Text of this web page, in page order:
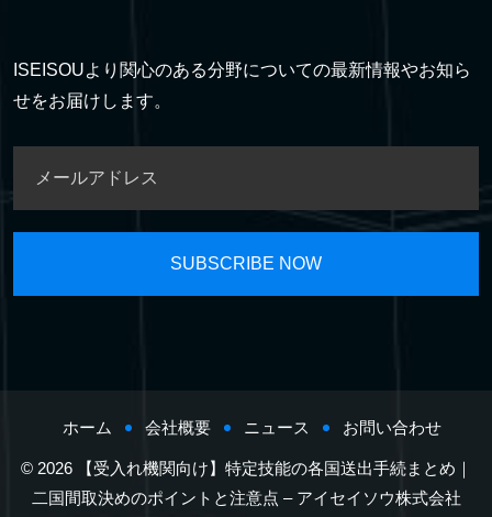
ISEISOUより関心のある分野についての最新情報やお知ら
せをお届けします。
ホーム 会社概要 ニュース お問い合わせ
© 2026 【受入れ機関向け】特定技能の各国送出手続まとめ｜
二国間取決めのポイントと注意点 – アイセイソウ株式会社